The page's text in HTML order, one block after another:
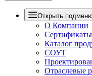
Открыть
О Компании
Сертификаты
Каталог
СОУТ
Отраслевые